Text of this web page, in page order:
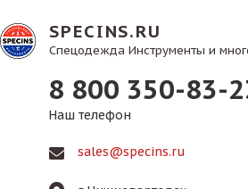
SPECINS.RU
Спецодежда Инструменты и
8 800 350-83-
Наш телефон
sales@specins.ru